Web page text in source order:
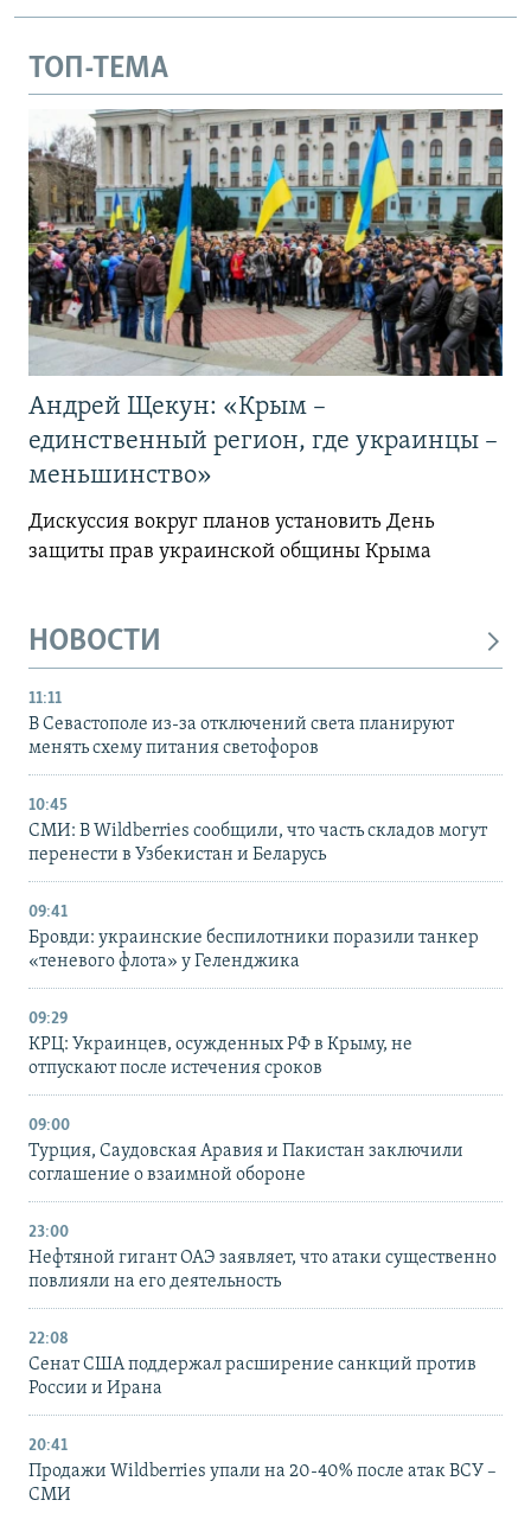
ТОП-ТЕМА
Андрей Щекун: «Крым –
единственный регион, где украинцы –
меньшинство»
Дискуссия вокруг планов установить День
защиты прав украинской общины Крыма
НОВОСТИ
11:11
В Севастополе из-за отключений света планируют
менять схему питания светофоров
10:45
СМИ: В Wildberries сообщили, что часть складов могут
перенести в Узбекистан и Беларусь
09:41
Бровди: украинские беспилотники поразили танкер
«теневого флота» у Геленджика
09:29
КРЦ: Украинцев, осужденных РФ в Крыму, не
отпускают после истечения сроков
09:00
Турция, Саудовская Аравия и Пакистан заключили
соглашение о взаимной обороне
23:00
Нефтяной гигант ОАЭ заявляет, что атаки существенно
повлияли на его деятельность
22:08
Сенат США поддержал расширение санкций против
России и Ирана
20:41
Продажи Wildberries упали на 20-40% после атак ВСУ –
СМИ